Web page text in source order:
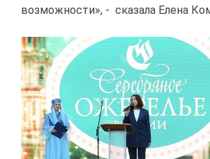
возможности», - сказала Елена